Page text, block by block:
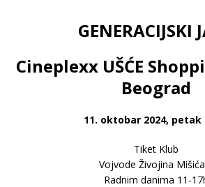
GENERACIJSKI
Cineplexx UŠĆE
Beograd
11. oktobar 2024, petak
Tiket Klub
Vojvode Živojina
Radnim danima 11-